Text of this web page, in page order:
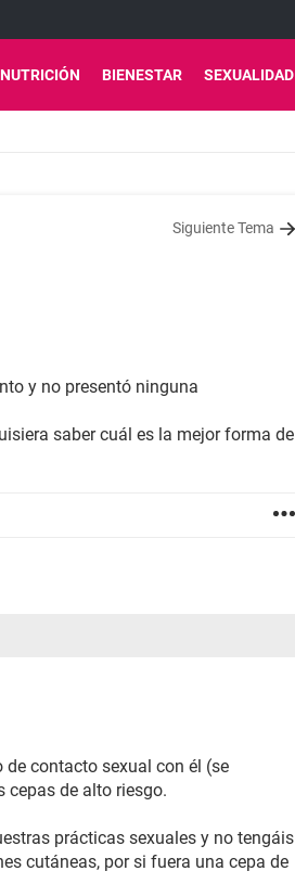
NUTRICIÓN BIENESTAR SEXUALIDAD
Siguiente Tema
y no presentó ninguna
saber cuál es la mejor forma de
contacto sexual con él (se
cepas de alto riesgo.
prácticas sexuales y no tengáis
cutáneas, por si fuera una cepa de